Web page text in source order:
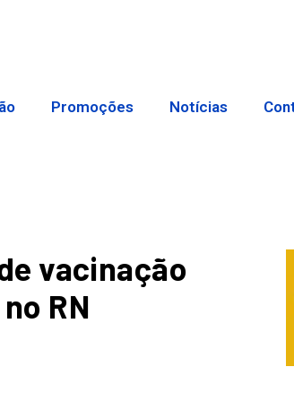
Promoções Notícias
vacinação
RN